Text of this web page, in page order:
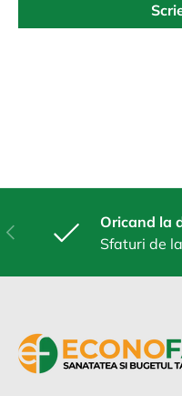
Anterior
Oricand la
Sfaturi de